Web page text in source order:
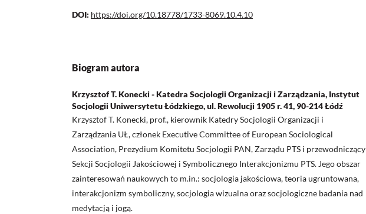
DOI: https://doi.org/10.18778/1733-8069.10.4.10
Biogram autora
Krzysztof T. Konecki - Katedra Socjologii Organizacji i Zarządzania, Instytut
Socjologii Uniwersytetu Łódzkiego, ul. Rewolucji 1905 r. 41, 90-214 Łódź
Krzysztof T. Konecki, prof., kierownik Katedry Socjologii Organizacji i
Zarządzania UŁ, członek Executive Committee of European Sociological
Association, Prezydium Komitetu Socjologii PAN, Zarządu PTS i przewodniczący
Sekcji Socjologii Jakościowej i Symbolicznego Interakcjonizmu PTS. Jego obszar
zainteresowań naukowych to m.in.: socjologia jakościowa, teoria ugruntowana,
interakcjonizm symboliczny, socjologia wizualna oraz socjologiczne badania nad
medytacją i jogą.